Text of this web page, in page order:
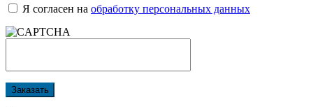
Я согласен на обработку персональных данных
Заказать